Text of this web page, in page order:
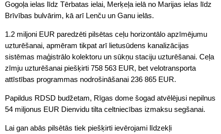
Gogoļa ielas līdz Tērbatas ielai, Merķeļa ielā no Marijas ielas līdz
Brīvības bulvārim, kā arī Lenču un Ganu ielās.
1.2 miljoni EUR paredzēti pilsētas ceļu horizontālo apzīmējumu
uzturēšanai, apmēram tikpat arī lietusūdens kanalizācijas
sistēmas maģistrālo kolektoru un sūkņu staciju uzturēšanai. Ceļa
zīmju uzturēšanai piešķirti 758 563 EUR, bet velotransporta
attīstības programmas nodrošināšanai 236 865 EUR.
Papildus RDSD budžetam, Rīgas dome šogad atvēlējusi nepilnus
54 miljonus EUR Dienvidu tilta celtniecības izmaksu segšanai.
Lai gan abās pilsētās tiek piešķirti ievērojami līdzekļi